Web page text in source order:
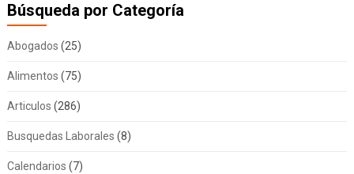
Búsqueda por Categoría
Abogados (25)
Alimentos (75)
Articulos (286)
Busquedas Laborales (8)
Calendarios (7)